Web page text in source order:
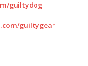
guiltydog
guiltygear